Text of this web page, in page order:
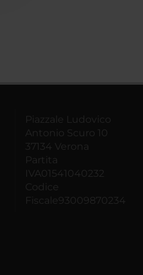
Piazzale Ludovico
Antonio Scuro 10
37134 Verona
Partita
IVA01541040232
Codice
Fiscale93009870234